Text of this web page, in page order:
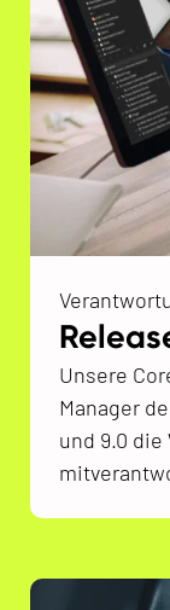
Unsere
Manager
und 9.0